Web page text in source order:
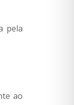
pela
ao